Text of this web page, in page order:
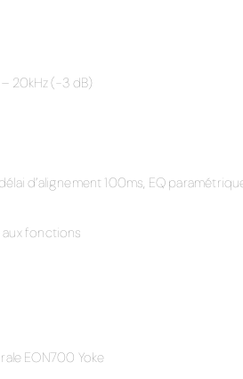
20kHz (-3 dB)
d’alignement 100ms, EQ
aux fonctions
EON700 Yoke